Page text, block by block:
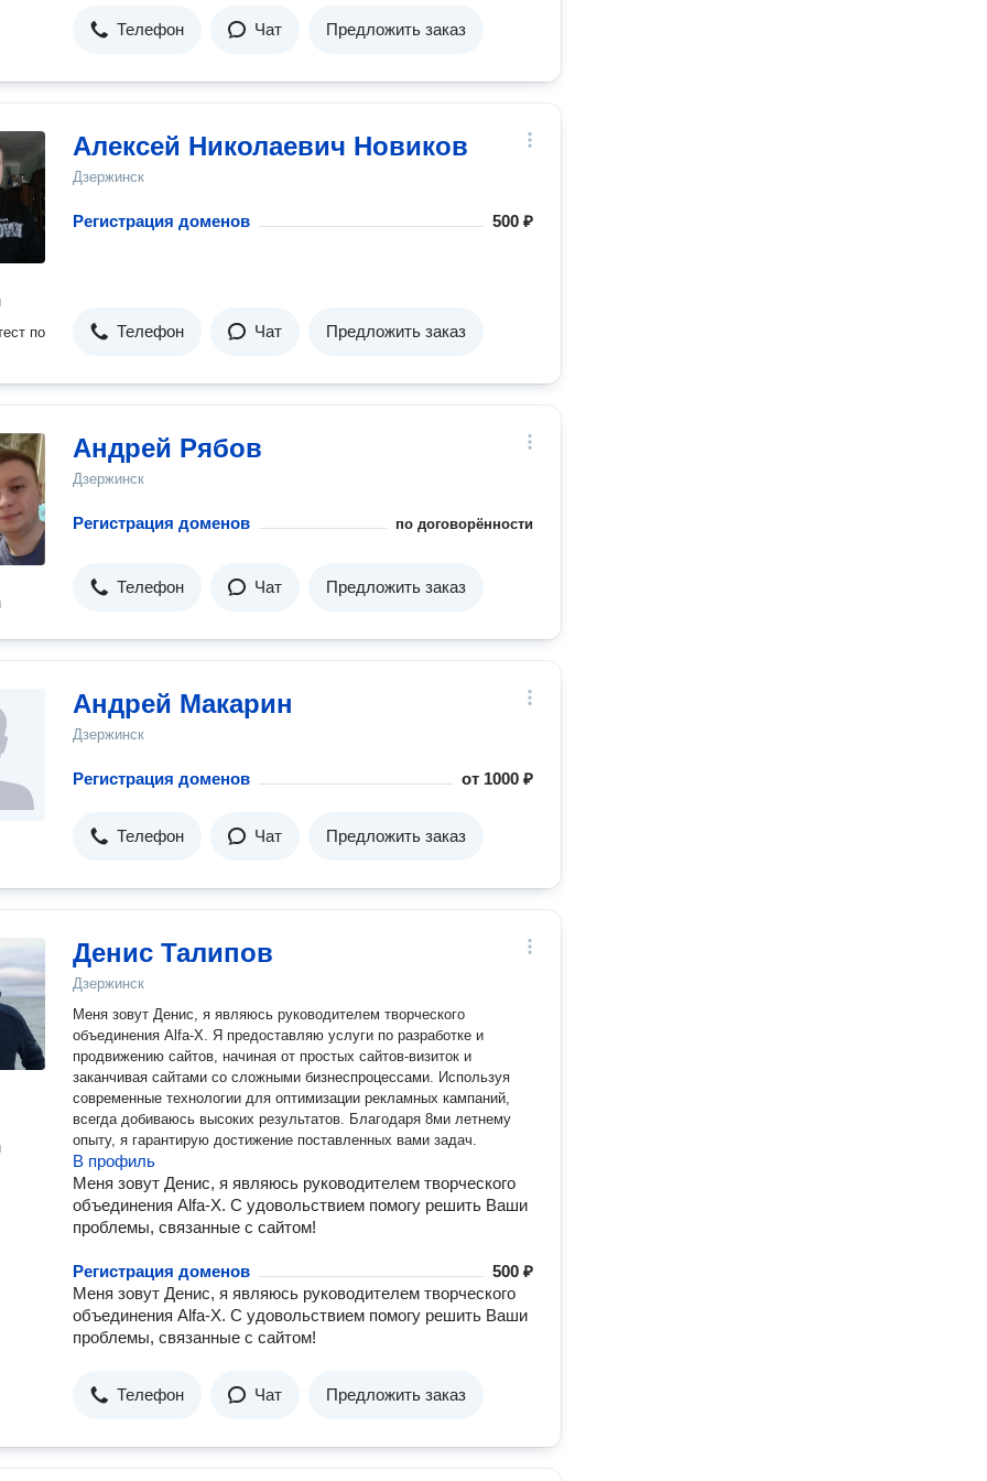
Телефон Чат Предложить заказ
по
Алексей Николаевич Новиков
Дзержинск
Регистрация доменов 500 ₽
Телефон Чат Предложить заказ
Андрей Рябов
Дзержинск
Регистрация доменов по договорённости
Телефон Чат Предложить заказ
Андрей Макарин
Дзержинск
Регистрация доменов от 1000 ₽
Телефон Чат Предложить заказ
Денис Талипов
Дзержинск
Меня зовут Денис, я являюсь руководителем творческого
объединения Alfa-X. Я предоставляю услуги по разработке и
продвижению сайтов, начиная от простых сайтов-визиток и
заканчивая сайтами со сложными бизнеспроцессами. Используя
современные технологии для оптимизации рекламных кампаний,
всегда добиваюсь высоких результатов. Благодаря 8ми летнему
опыту, я гарантирую достижение поставленных вами задач.
В профиль
Меня зовут Денис, я являюсь руководителем творческого
объединения Alfa-X. С удовольствием помогу решить Ваши
проблемы, связанные с сайтом!
Регистрация доменов
500 ₽
Меня зовут Денис, я являюсь руководителем творческого
объединения Alfa-X. С удовольствием помогу решить Ваши
проблемы, связанные с сайтом!
Телефон Чат Предложить заказ